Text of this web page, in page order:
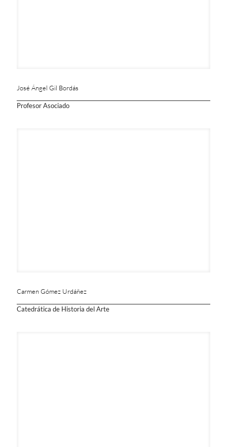
José Ángel Gil Bordás
Profesor Asociado
Carmen Gómez Urdáñez
Catedrática de Historia del Arte